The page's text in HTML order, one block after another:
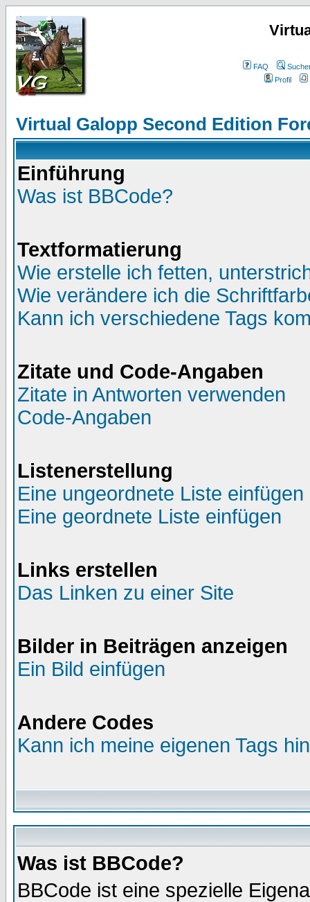
FAQ
Profil
Virtual Galopp Second Edition
Einführung
Was ist BBCode?
Textformatierung
Wie erstelle ich fetten,
Wie verändere ich die
Kann ich verschiedene Tags
Zitate und Code-Angaben
Zitate in Antworten verwenden
Code-Angaben
Listenerstellung
Eine ungeordnete Liste einfügen
Eine geordnete Liste einfügen
Links erstellen
Das Linken zu einer Site
Bilder in Beiträgen anzeigen
Ein Bild einfügen
Andere Codes
Kann ich meine eigenen Tags
Was ist BBCode?
BBCode ist eine spezielle